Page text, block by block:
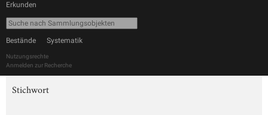
Erkunden
Bestände Systematik
Nutzungsrechte
Anmelden zur Recherche
Stichwort